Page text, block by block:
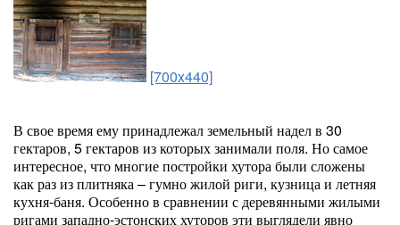
[700x440]
В свое время ему принадлежал земельный надел в 30
гектаров, 5 гектаров из которых занимали поля. Но самое
интересное, что многие постройки хутора были сложены
как раз из плитняка – гумно жилой риги, кузница и летняя
кухня-баня. Особенно в сравнении с деревянными жилыми
ригами западно-эстонских хуторов эти выглядели явно